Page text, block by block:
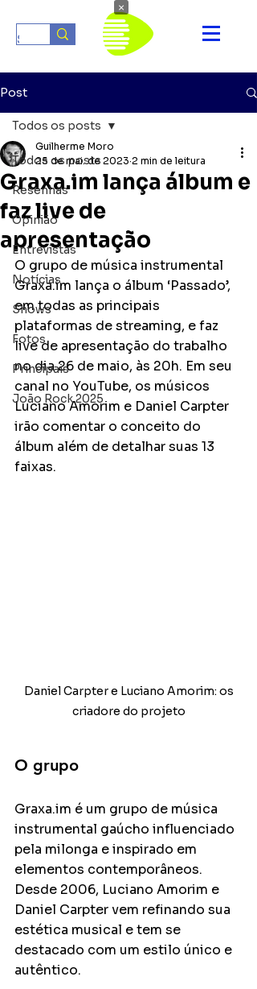
Post
Todos os posts
Resenhas
Opinião
Entrevistas
Notícias
Shows
Fotos
Principais
João Rock 2025
Todos os posts
Graxa.im lança álbum e
faz live de
apresentação
Guilherme Moro
25 de mai. de 2023 2 min de leitura
O grupo de música instrumental
Graxa.im lança o álbum ‘Passado’,
em todas as principais
plataformas de streaming, e faz
live de apresentação do trabalho
no dia 26 de maio, às 20h. Em seu
canal no YouTube, os músicos
Luciano Amorim e Daniel Carpter
irão comentar o conceito do
álbum além de detalhar suas 13
faixas.
criadore do projeto
O grupo
Graxa.im é um grupo de música
instrumental gaúcho influenciado
pela milonga e inspirado em
elementos contemporâneos.
Desde 2006, Luciano Amorim e
Daniel Carpter vem refinando sua
estética musical e tem se
destacado com um estilo único e
autêntico.
×